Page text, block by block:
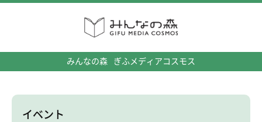
みんなの森 ぎふメディアコスモス
イベント